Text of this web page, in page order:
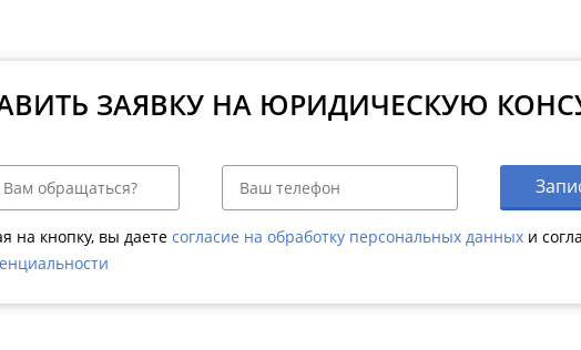
ЗАЯВКУ НА ЮРИДИЧЕСКУЮ
на кнопку, вы даете согласие на обработку персональных данных и